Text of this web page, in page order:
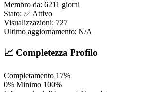
Membro da: 6211 giorni
Stato: ✅ Attivo
Visualizzazioni: 727
Ultimo aggiornamento: N/A
📈 Completezza Profilo
Completamento 17%
0% Minimo 100%